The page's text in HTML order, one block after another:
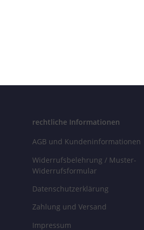
rechtliche Informationen
AGB und Kundeninformationen
Widerrufsbelehrung / Muster-
Widerrufsformular
Datenschutzerklärung
Zahlung und Versand
Impressum